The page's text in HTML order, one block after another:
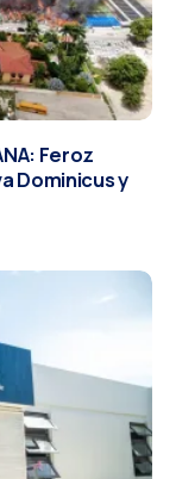
Feroz
Dominicus y